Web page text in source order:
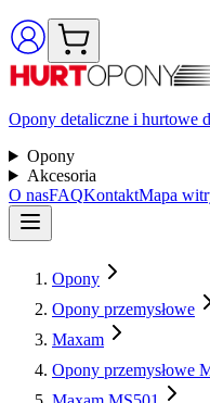
Opony detaliczne i hurtowe
Opony
Akcesoria
O nasFAQKontaktMapa
Opony
Opony przemysłowe
Maxam
Opony przemysłowe